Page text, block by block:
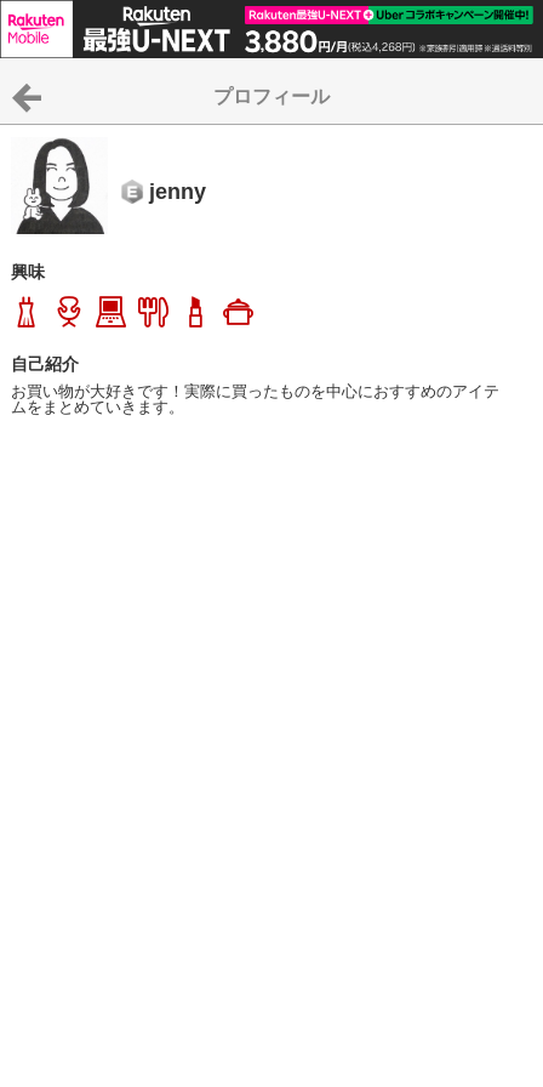
プロフィール
jenny
興味
自己紹介
お買い物が大好きです！実際に買ったものを中心におすすめのアイテ
ムをまとめていきます。